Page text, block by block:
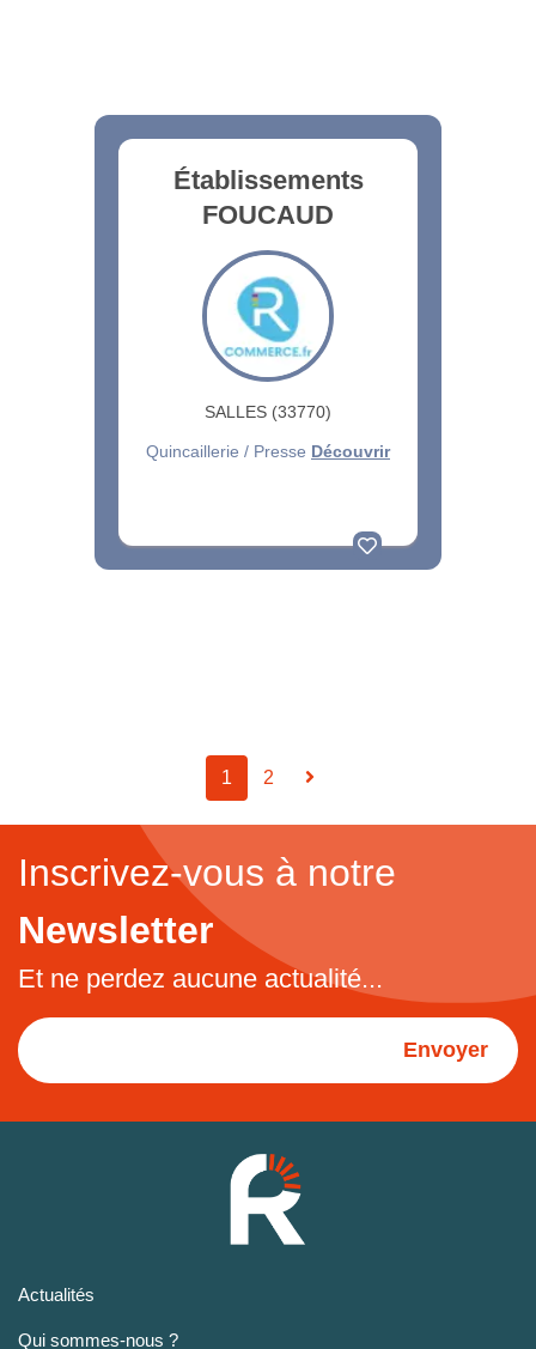
Établissements
FOUCAUD
SALLES (33770)
Quincaillerie / Presse Découvrir
1 2
Inscrivez-vous à notre
Newsletter
Et ne perdez aucune actualité...
Envoyer
Actualités
Qui sommes-nous ?